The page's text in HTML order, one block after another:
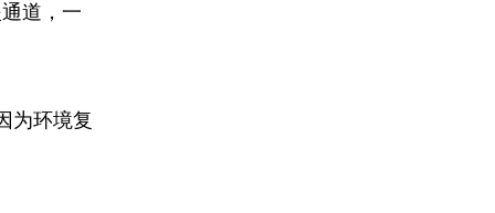
道，一
为环境复